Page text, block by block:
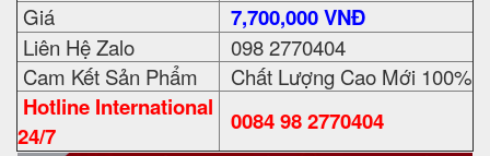
Giá
7,700,000 VNĐ
Liên Hệ Zalo
098 2770404
Cam Kết Sản Phẩm
Chất Lượng Cao Mới 100%
Hotline International
24/7
0084 98 2770404